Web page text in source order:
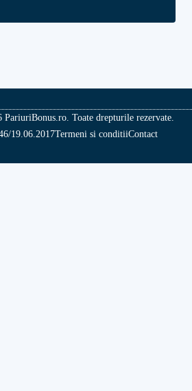
Toate drepturile rezervate.
19.06.2017Termeni si conditiiContact